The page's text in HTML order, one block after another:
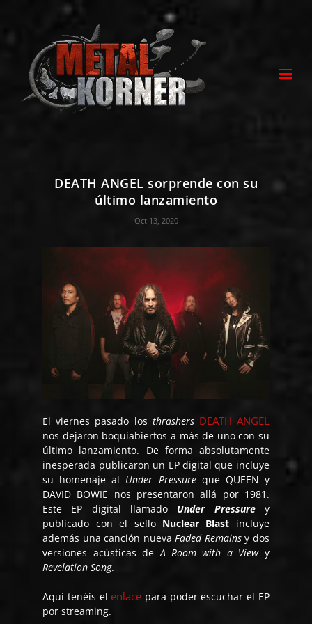
DEATH ANGEL sorprende con su
último lanzamiento
Oct 13, 2020
El viernes pasado los thrashers DEATH ANGEL
nos dejaron boquiabiertos a más de uno con su
último lanzamiento. De forma absolutamente
inesperada publicaron un EP digital que incluye
su homenaje al Under Pressureque QUEEN y
DAVID BOWIE nos presentaron allá por 1981.
Este EP digital llamado Under Pressurey
publicado con el sello Nuclear Blast incluye
además una canción nuevaFaded Remainsy dos
versiones acústicas deA Room with a Viewy
Revelation Song.
Aquí tenéis elenlace para poder escuchar el EP
por streaming.